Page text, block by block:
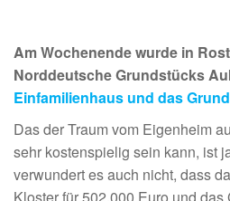
Am Wochenende wurde in
Norddeutsche Grundstücks
Einfamilienhaus und das
Das der Traum vom Eigenheim
sehr kostenspielig sein kann, ist
verwundert es auch nicht, dass